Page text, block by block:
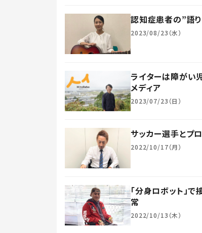
認知症患者の”語
2023/08/23（水）
ライターは障がい
メディア
2023/07/23（日）
サッカー選手とプ
2022/10/17（月）
「分身ロボット」
常
2022/10/13（木）